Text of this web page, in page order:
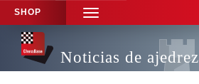
SHOP
TOGGLE
NAVIGATION
Noticias de ajedrez